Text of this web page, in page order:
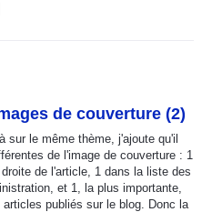
de couverture (2)
sur le même thème, j'ajoute qu'il
de l'image de couverture : 1
de l'article, 1 dans la liste des
et 1, la plus importante,
publiés sur le blog. Donc la